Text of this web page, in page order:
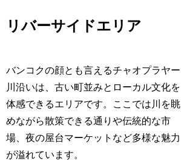
リバーサイドエリア
バンコクの顔とも言えるチャオプラヤー
川沿いは、古い町並みとローカル文化を
体感できるエリアです。ここでは川を眺
めながら散策できる通りや伝統的な市
場、夜の屋台マーケットなど多様な魅力
が溢れています。